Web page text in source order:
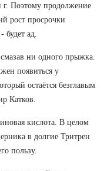
г. Поэтому продолжение
рост просрочки
ад.
ни одного прыжка.
появиться у
остаётся безглавым
Катков.
кислота. В целом
в долгие Тритрен
пользу.